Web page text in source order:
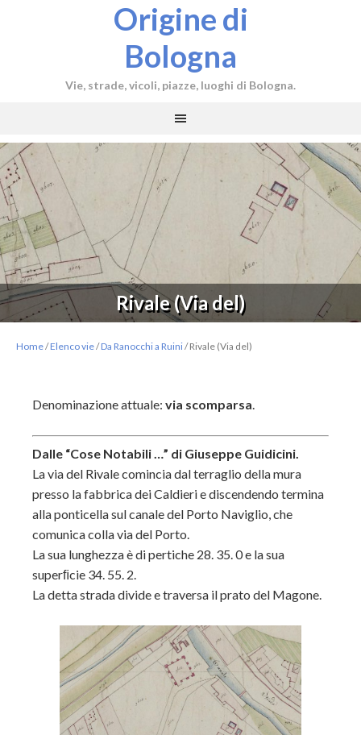
Origine di
Bologna
Vie, strade, vicoli, piazze, luoghi di Bologna.
Rivale (Via del)
Home/Elenco vie/Da Ranocchi a Ruini/Rivale (Via del)
Denominazione attuale: via scomparsa.
Dalle “Cose Notabili …” di Giuseppe Guidicini.
La via del Rivale comincia dal terraglio della mura
presso la fabbrica dei Caldieri e discendendo termina
alla ponticella sul canale del Porto Naviglio, che
comunica colla via del Porto.
La sua lunghezza è di pertiche 28. 35. 0 e la sua
superﬁcie 34. 55. 2.
La detta strada divide e traversa il prato del Magone.